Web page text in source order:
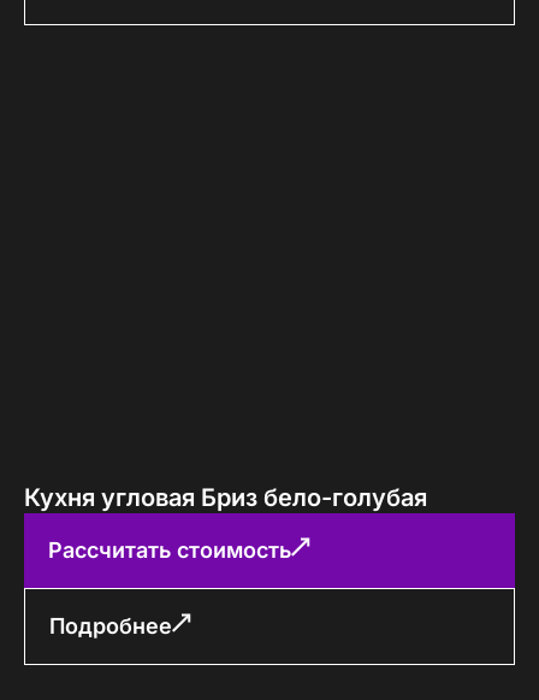
Кухня угловая Бриз бело-голубая
Рассчитать стоимость
Подробнее